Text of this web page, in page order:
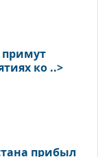
примут
ко ..>
прибыл